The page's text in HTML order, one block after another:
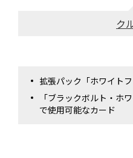
ク
拡張パック「ホワイトフ
「ブラックボルト・ホ
で使用可能なカード